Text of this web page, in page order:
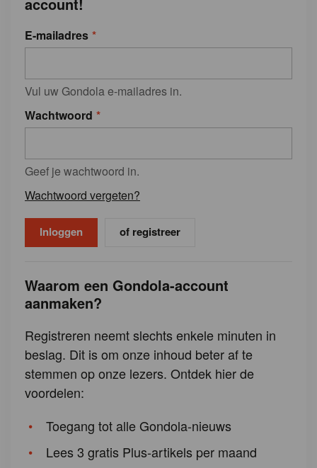
account!
E-mailadres
Vul uw Gondola e-mailadres in.
Wachtwoord
Geef je wachtwoord in.
Wachtwoord vergeten?
of registreer
Waarom een Gondola-account
aanmaken?
Registreren neemt slechts enkele minuten in
beslag. Dit is om onze inhoud beter af te
stemmen op onze lezers. Ontdek hier de
voordelen:
Toegang tot alle Gondola-nieuws
Lees 3 gratis Plus-artikels per maand